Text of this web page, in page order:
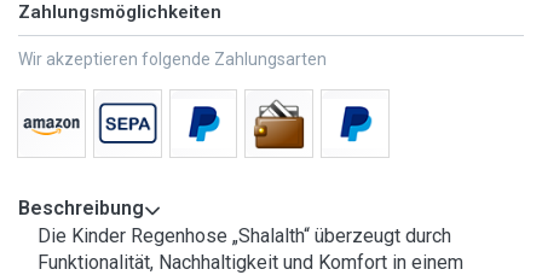
Zahlungsmöglichkeiten
Wir akzeptieren folgende Zahlungsarten
Beschreibung
Die Kinder Regenhose „Shalalth“ überzeugt durch
Funktionalität, Nachhaltigkeit und Komfort in einem